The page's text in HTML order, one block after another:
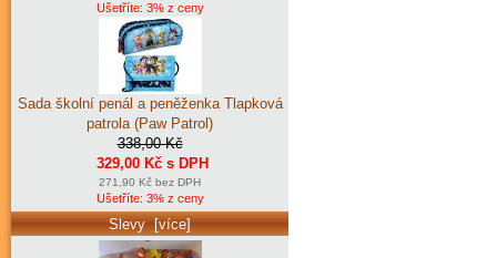
Ušetříte: 3% z ceny
Sada školní penál a peněženka Tlapková
patrola (Paw Patrol)
338,00 Kč
329,00 Kč s DPH
271,90 Kč bez DPH
Ušetříte: 3% z ceny
Slevy [více]